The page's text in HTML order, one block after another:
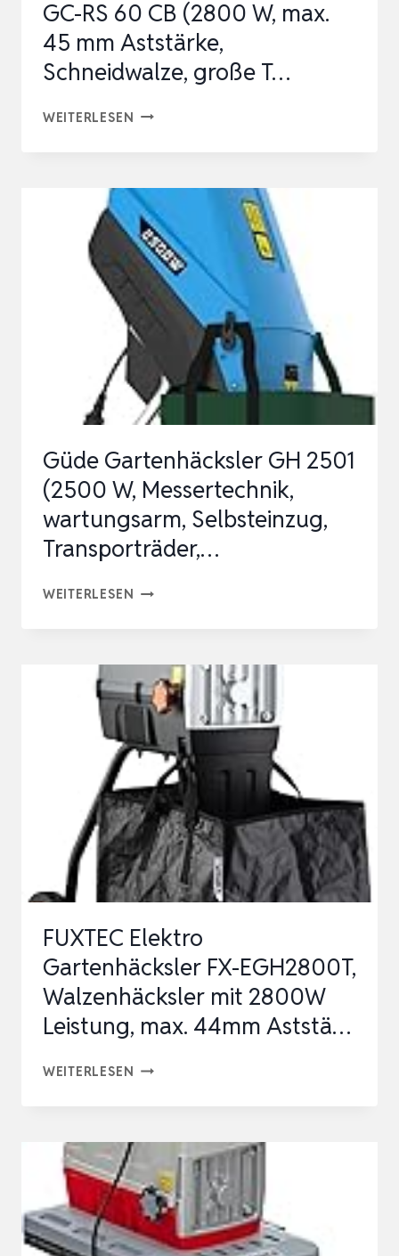
GC-RS 60 CB (2800 W, max.
45 mm Aststärke,
Schneidwalze, große T…
WEITERLESEN EINHELL
GC-
RS
60
CB
(2800
W,
45
MM
SCHNEIDWALZE,
GROSSE T
…
Güde Gartenhäcksler GH 2501
(2500 W, Messertechnik,
wartungsarm, Selbsteinzug,
Transporträder,…
WEITERLESEN GÜDE
(2500
W,
MESSERTECHNIK,
WARTUNGSARM,
SELBSTEINZUG,
TRANSPORTRÄDER,
…
FUXTEC Elektro
Gartenhäcksler FX-EGH2800T,
Walzenhäcksler mit 2800W
Leistung, max. 44mm Aststä…
WEITERLESEN FUXTEC
FX-
EGH2800T,
WALZENHÄCKSLER
MIT